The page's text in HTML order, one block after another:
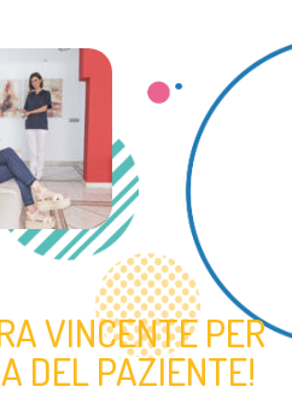
VINCENTE PER
DEL PAZIENTE!